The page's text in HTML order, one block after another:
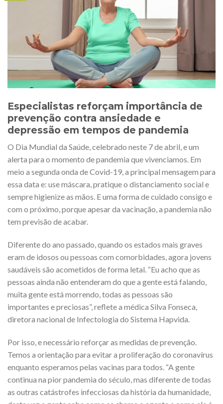
Especialistas reforçam importância de
prevenção contra ansiedade e
depressão em tempos de pandemia
O Dia Mundial da Saúde, celebrado neste 7 de abril, e um
alerta para o momento de pandemia que vivenciamos. Em
meio a segunda onda de Covid-19, a principal mensagem para
essa data e: use máscara, pratique o distanciamento social e
sempre higienize as mãos. E uma forma de cuidado consigo e
com o próximo, porque apesar da vacinação, a pandemia não
tem previsão de acabar.
Diferente do ano passado, quando os estados mais graves
eram de idosos ou pessoas com comorbidades, agora jovens
saudáveis são acometidos de forma letal. “Eu acho que as
pessoas ainda não entenderam do que a gente está falando,
muita gente está morrendo, todas as pessoas são
importantes e preciosas”, reflete a médica Silva Fonseca,
diretora nacional de Infectologia do Sistema Hapvida.
Por isso, e necessário reforçar as medidas de prevenção.
Temos a orientação para evitar a proliferação do coronavírus
enquanto esperamos pelas vacinas para todos. “A gente
continua na pior pandemia do século, mas diferente de todas
as outras catástrofes infecciosas da história da humanidade,